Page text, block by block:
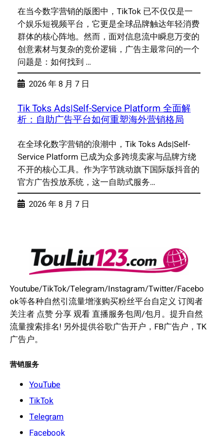
在当今数字营销的版图中，TikTok 已不仅仅是一
个娱乐短视频平台，它更是全球品牌触达年轻消费
群体的核心阵地。然而，面对信息流中瞬息万变的
创意素材与复杂的竞价逻辑，广告主最常问的一个
问题是：如何找到 …
2026 年 8 月 7 日
Tik Toks Ads|Self-Service Platform 全面解
析：自助广告平台如何重塑海外营销格局
在全球化数字营销的浪潮中，Tik Toks Ads|Self-
Service Platform 已成为众多跨境卖家与品牌方绕
不开的核心工具。作为字节跳动旗下国际版抖音的
官方广告投放系统，这一自助式服务…
2026 年 8 月 7 日
Youtube/TikTok/Telegram/Instagram/Twitter/Facebo
ok等各种自然引流量增涨购买粉丝平台自定义 订阅者
关注者 点赞 分享 观看 直播服务包周/包月。提升自然
流量搜索排名! 另外提供谷歌广告开户，FB广告户，TK
广告户。
营销服务
YouTube
TikTok
Telegram
Facebook